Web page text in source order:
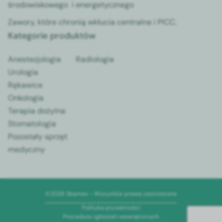
środowiskowego i energetycznego
Zawory, które chronią wkłucia centralne i PICC.
Kategorie produktów
Anestezjologia
Urologia
Rękawice
Onkologia
Terapia dożylna
Stomatologia
Pozostały sprzęt
medyczny
Radiologia
©2026 Skamex - Wszystkie prawa zastrzeżone
Polityka prywatności
Procedura zgłoszeń wewnętrznych